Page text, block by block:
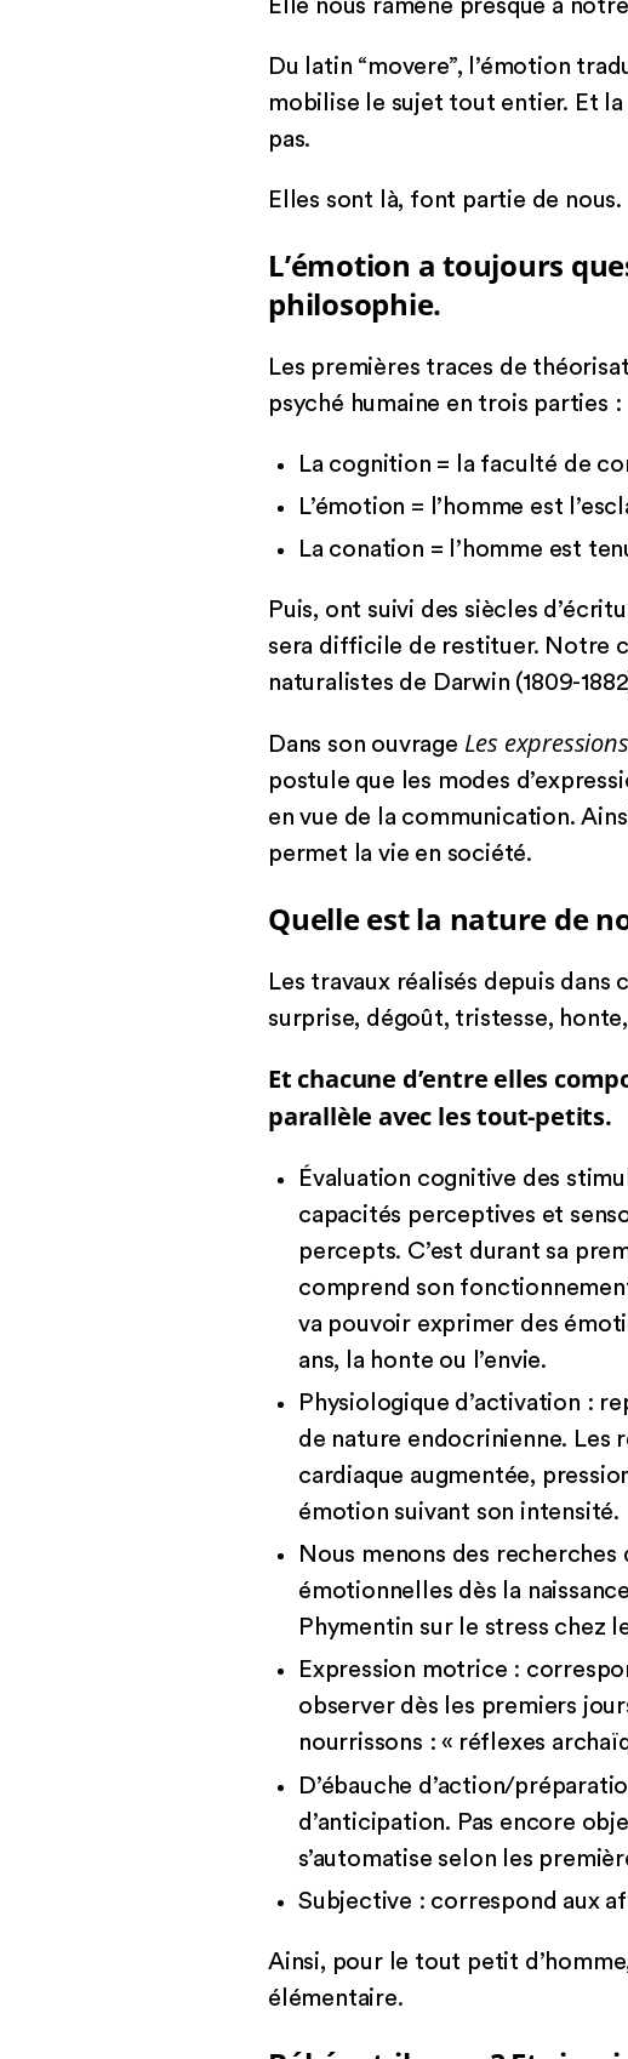
Elle nous ramène presque à
Du latin “movere”, l’émotion
mobilise le sujet tout entier. Et
pas.
Elles sont là, font partie de nous.
L’émotion a toujours
philosophie.
Les premières traces de
psyché humaine en trois parties :
La cognition = la faculté de
L’émotion = l’homme est
La conation = l’homme est
Puis, ont suivi des siècles
sera difficile de restituer. Notre
naturalistes de Darwin (1809-
Dans son ouvrage Les
postule que les modes
en vue de la communication.
permet la vie en société.
Quelle est la nature de
Les travaux réalisés depuis
surprise, dégoût, tristesse,
Et chacune d’entre elles
parallèle avec les tout-petits.
Évaluation cognitive des
capacités perceptives et
percepts. C’est durant sa
comprend son
va pouvoir exprimer des
ans, la honte ou l’envie.
Physiologique d’activation :
de nature endocrinienne. Les
cardiaque augmentée,
émotion suivant son intensité.
Nous menons des
émotionnelles dès la
Phymentin sur le stress chez
Expression motrice :
observer dès les premiers
nourrissons : « réflexes
D’ébauche d’action/
d’anticipation. Pas encore
s’automatise selon les
Subjective : correspond aux
Ainsi, pour le tout petit
élémentaire.